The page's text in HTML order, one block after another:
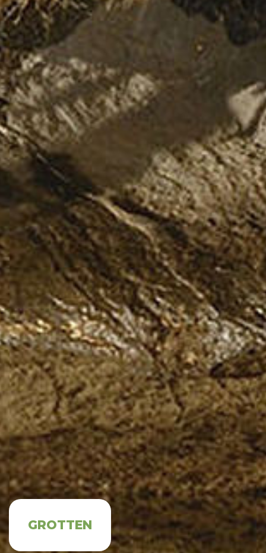
GROTTEN